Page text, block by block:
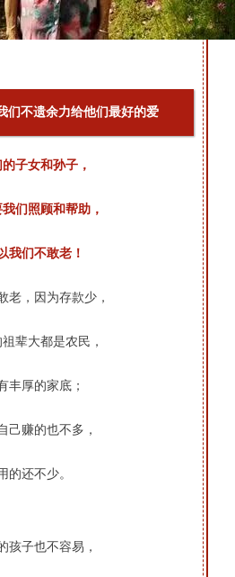
们不遗余力给他们最好的爱
子女和孙子，
们照顾和帮助，
我们不敢老！
老，因为存款少，
辈大都是农民，
丰厚的家底；
己赚的也不多，
的还不少。
孩子也不容易，